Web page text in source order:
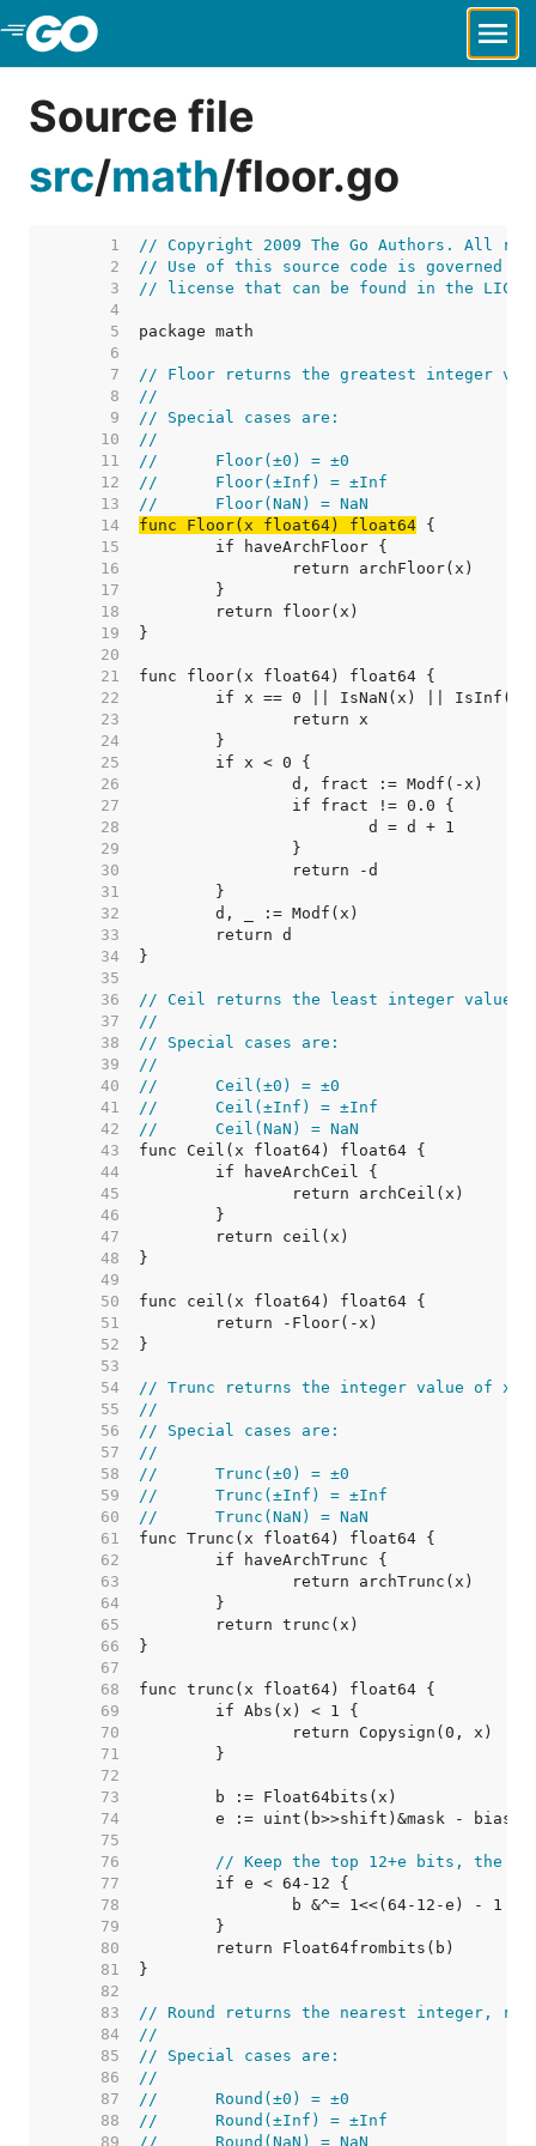
Skip to Main Content
Source file
src/math/floor.go
     1
// Copyright 2009 The Go Authors. All
     2
// Use of this source code is governed by
     3
// license that can be found in the
     4
     5
     6
     7
// Floor returns the greatest integer
     8
//
     9
// Special cases are:
    10
//
    11
//	Floor(±0) = ±0
    12
//	Floor(±Inf) = ±Inf
    13
//	Floor(NaN) = NaN
    14
func Floor(x float64) float64
    15
    16
    17
    18
    19
    20
    21
    22
    23
    24
    25
    26
    27
    28
    29
    30
    31
    32
    33
    34
    35
    36
// Ceil returns the least integer value
    37
//
    38
// Special cases are:
    39
//
    40
//	Ceil(±0) = ±0
    41
//	Ceil(±Inf) = ±Inf
    42
//	Ceil(NaN) = NaN
    43
    44
    45
    46
    47
    48
    49
    50
    51
    52
    53
    54
// Trunc returns the integer value of x.
    55
//
    56
// Special cases are:
    57
//
    58
//	Trunc(±0) = ±0
    59
//	Trunc(±Inf) = ±Inf
    60
//	Trunc(NaN) = NaN
    61
    62
    63
    64
    65
    66
    67
    68
    69
    70
    71
    72
    73
    74
    75
    76
// Keep the top 12+e bits, the
    77
    78
    79
    80
    81
    82
    83
// Round returns the nearest integer,
    84
//
    85
// Special cases are:
    86
//
    87
//	Round(±0) = ±0
    88
//	Round(±Inf) = ±Inf
    89
//	Round(NaN) = NaN